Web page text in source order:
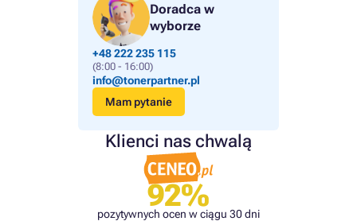
Doradca w
wyborze
+48 222 235 115
(8:00 - 16:00)
info@tonerpartner.pl
Mam pytanie
Klienci nas chwalą
92%
pozytywnych ocen w ciągu 30 dni